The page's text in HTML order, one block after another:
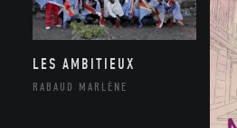
LES AMBITIEUX
RABAUD MARLÈNE